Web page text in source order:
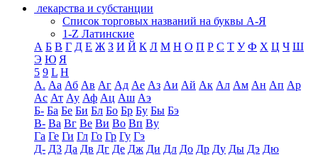
лекарства и субстанции
Список торговых названий на буквы А-Я
1-Z Латинские
А Б В Г Д Е Ж З И Й К Л М Н О П Р С Т У Ф Х Ц Ч Ш
Э Ю Я
5 9 L H
А. Аа Аб Ав Аг Ад Ае Аз Аи Ай Ак Ал Ам Ан Ап Ар
Ас Ат Ау Аф Ац Аш Аэ
Б- Ба Бе Би Бл Бо Бр Бу Бы Бэ
В- Ва Вг Ве Ви Во Вп Ву
Га Ге Ги Гл Го Гр Гу Гэ
Д- Д3 Да Дв Дг Де Дж Ди Дл До Др Ду Ды Дэ Дю